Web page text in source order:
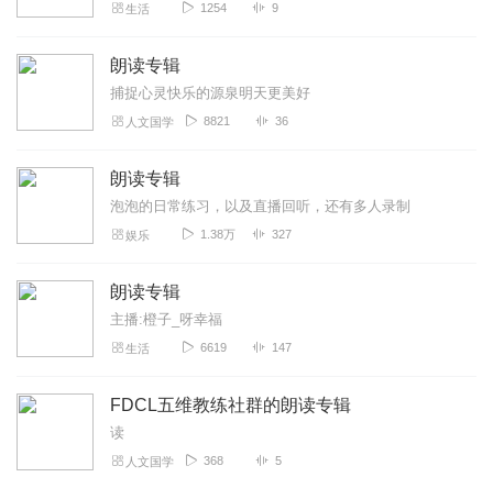
生活 1254 9
朗读专辑
捕捉心灵快乐的源泉明天更美好
人文国学 8821 36
朗读专辑
泡泡的日常练习，以及直播回听，还有多人录制
娱乐 1.38万 327
朗读专辑
主播:橙子_呀幸福
生活 6619 147
FDCL五维教练社群的朗读专辑
读
人文国学 368 5